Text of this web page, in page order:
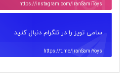
https://instagram.com/IranSamiToys
سامی تویز را در تلگرام دنبال کنید
https://t.me/IranSamiYoys